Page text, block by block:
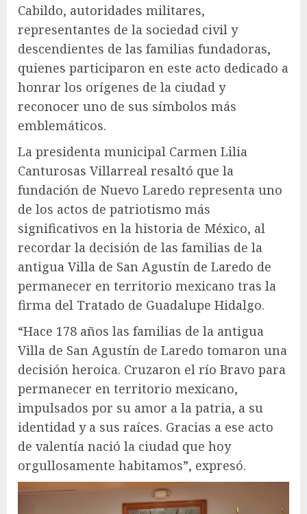
Cabildo, autoridades militares,
representantes de la sociedad civil y
descendientes de las familias fundadoras,
quienes participaron en este acto dedicado a
honrar los orígenes de la ciudad y
reconocer uno de sus símbolos más
emblemáticos.
La presidenta municipal Carmen Lilia
Canturosas Villarreal resaltó que la
fundación de Nuevo Laredo representa uno
de los actos de patriotismo más
significativos en la historia de México, al
recordar la decisión de las familias de la
antigua Villa de San Agustín de Laredo de
permanecer en territorio mexicano tras la
firma del Tratado de Guadalupe Hidalgo.
“Hace 178 años las familias de la antigua
Villa de San Agustín de Laredo tomaron una
decisión heroica. Cruzaron el río Bravo para
permanecer en territorio mexicano,
impulsados por su amor a la patria, a su
identidad y a sus raíces. Gracias a ese acto
de valentía nació la ciudad que hoy
orgullosamente habitamos”, expresó.